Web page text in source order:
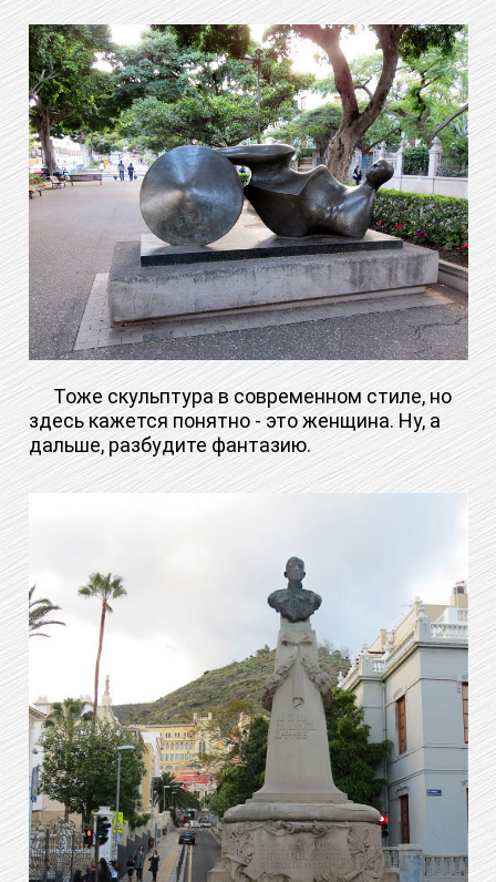
Тоже скульптура в современном стиле, но
здесь кажется понятно - это женщина. Ну, а
дальше, разбудите фантазию.